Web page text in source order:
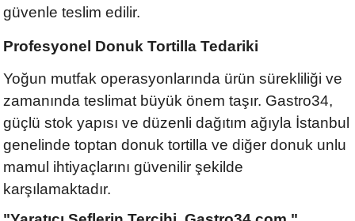
güvenle teslim edilir.
Profesyonel Donuk Tortilla Tedariki
Yoğun mutfak operasyonlarında ürün sürekliliği ve
zamanında teslimat büyük önem taşır. Gastro34,
güçlü stok yapısı ve düzenli dağıtım ağıyla İstanbul
genelinde toptan donuk tortilla ve diğer donuk unlu
mamul ihtiyaçlarını güvenilir şekilde
karşılamaktadır.